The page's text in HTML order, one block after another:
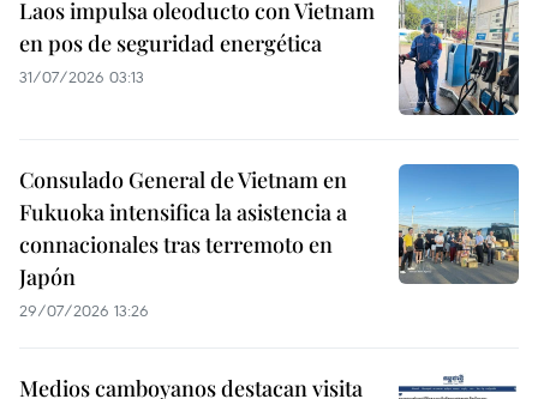
Laos impulsa oleoducto con Vietnam
en pos de seguridad energética
31/07/2026 03:13
Consulado General de Vietnam en
Fukuoka intensifica la asistencia a
connacionales tras terremoto en
Japón
29/07/2026 13:26
Medios camboyanos destacan visita